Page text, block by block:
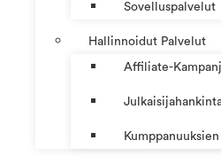
Sovelluspalvelut
Hallinnoidut Palvelut
Affiliate-